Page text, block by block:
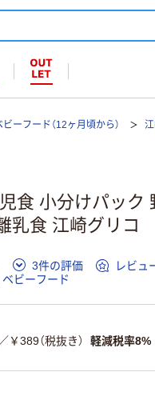
ビーフード（12ヶ月頃から）
食 小分けパック
乳食 江崎グリコ
3件の評価
レビュ
ベビーフード
／￥389（税抜き） 軽減税率8%